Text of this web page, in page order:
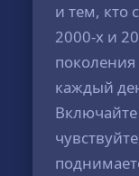
и тем, кто
2000-х и
поколения
каждый
Включайте